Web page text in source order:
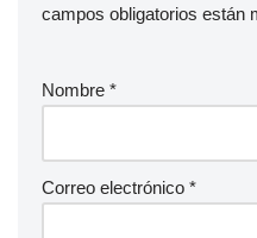
campos obligatorios están
Nombre *
Correo electrónico *